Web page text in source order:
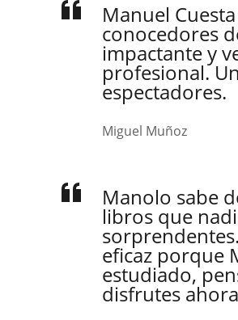
Manuel
conocedores
impactante y
profesional.
espectadores.
Miguel Muñoz
Manolo sabe
libros que
eficaz porque
estudiado,
disfrutes